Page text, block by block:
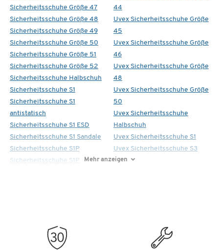
Sicherheitsschuhe Größe 47
Sicherheitsschuhe Größe 48
Sicherheitsschuhe Größe 49
Sicherheitsschuhe Größe 50
Sicherheitsschuhe Größe 51
Sicherheitsschuhe Größe 52
Sicherheitsschuhe Halbschuh
Sicherheitsschuhe S1
Sicherheitsschuhe S1
antistatisch
Sicherheitsschuhe S1 ESD
Sicherheitsschuhe S1 Sandale
Sicherheitsschuhe S1P
Sicherheitsschuhe S1P ESD
44
Uvex Sicherheitsschuhe Größe
45
Uvex Sicherheitsschuhe Größe
46
Uvex Sicherheitsschuhe Größe
48
Uvex Sicherheitsschuhe Größe
50
Uvex Sicherheitsschuhe
Halbschuh
Uvex Sicherheitsschuhe S1
Uvex Sicherheitsschuhe S3
Mehr anzeigen